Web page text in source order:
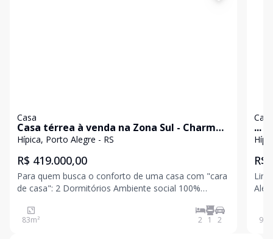
Casa
Casa térrea à venda na Zona Sul - Charme
e Tranquilidade!
Hípica, Porto Alegre - RS
R$ 419.000,00
Para quem busca o conforto de uma casa com "cara
de casa": 2 Dormitórios Ambiente social 100%
vista Pátio fechado com piscina Churrasqueira para o
83m² 2 1 2
Casa
...
R$
97